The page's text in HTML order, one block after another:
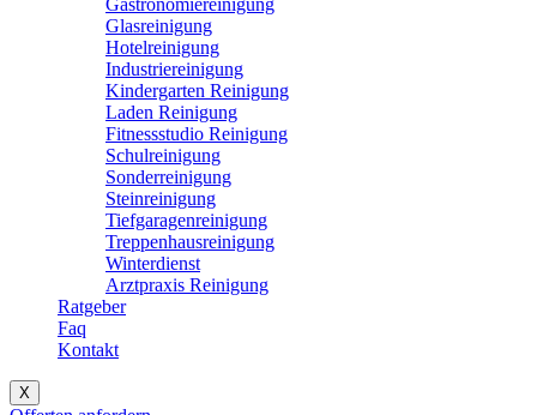
Gastronomiereinigung
Glasreinigung
Hotelreinigung
Industriereinigung
Kindergarten Reinigung
Laden Reinigung
Fitnessstudio Reinigung
Schulreinigung
Sonderreinigung
Steinreinigung
Tiefgaragenreinigung
Treppenhausreinigung
Winterdienst
Arztpraxis Reinigung
Ratgeber
Faq
Kontakt
X